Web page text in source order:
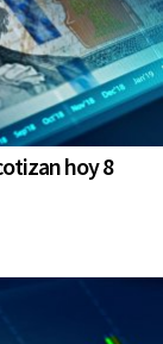
hoy 8